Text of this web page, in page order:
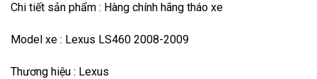
Chi tiết sản phẩm : Hàng chính hãng tháo xe
Model xe : Lexus LS460 2008-2009
Thương hiệu : Lexus